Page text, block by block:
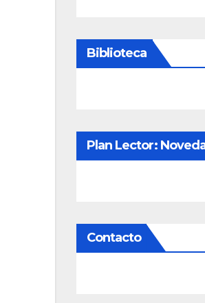
Biblioteca
Plan Lector:
Contacto